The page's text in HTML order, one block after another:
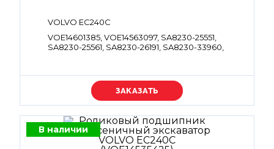
VOLVO EC240C
VOE14601385, VOE14563097, SA8230-25551,
SA8230-25561, SA8230-26191, SA8230-33960,
VOE14563078, VOE983502, VOE983503,
VOE983509, VOE983530, VOE990582
Уточняйте цену
В наличии